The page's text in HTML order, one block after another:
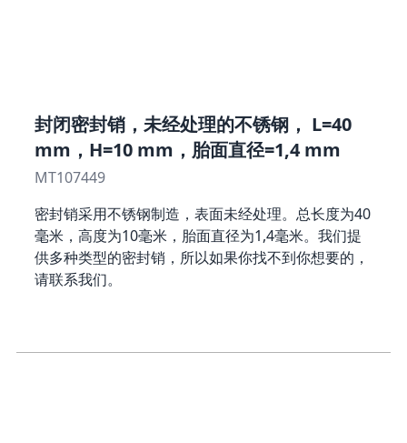
封闭密封销，未经处理的不锈钢， L=40
mm，H=10 mm，胎面直径=1,4 mm
MT107449
密封销采用不锈钢制造，表面未经处理。总长度为40
毫米，高度为10毫米，胎面直径为1,4毫米。我们提
供多种类型的密封销，所以如果你找不到你想要的，
请联系我们。